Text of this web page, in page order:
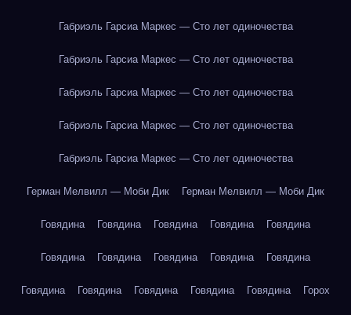
Габриэль Гарсиа Маркес — Сто лет одиночества
Габриэль Гарсиа Маркес — Сто лет одиночества
Габриэль Гарсиа Маркес — Сто лет одиночества
Габриэль Гарсиа Маркес — Сто лет одиночества
Габриэль Гарсиа Маркес — Сто лет одиночества
Герман Мелвилл — Моби Дик Герман Мелвилл — Моби Дик
Говядина Говядина Говядина Говядина Говядина
Говядина Говядина Говядина Говядина Говядина
Говядина Говядина Говядина Говядина Говядина Горох